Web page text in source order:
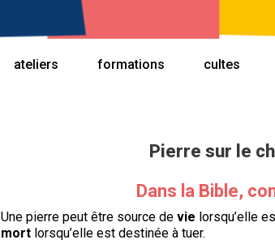
ateliers formations cultes
Pierre sur le
Dans la Bible,
Une pierre peut être source devie lorsqu’elle
mortlorsqu’elle est destinée à tuer.